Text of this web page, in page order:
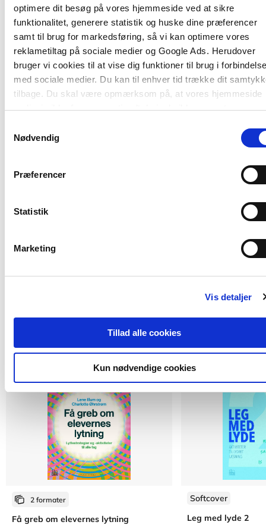
optimere dit besøg på vores hjemmeside ved at sikre
funktionalitet, generere statistik og huske dine præferencer
samt til brug for markedsføring, så vi kan optimere vores
reklametiltag på sociale medier og Google Ads. Herudover
bruger vi cookies til at vise dig funktioner til brug i
med sociale medier. Du kan til enhver tid trække dit
tilbage. Du skal være opmærksom på, at vores hjemmeside
muligvis ikke fungerer optimalt, hvis du ikke accepterer
Nødvendig
Præferencer
Statistik
Marketing
Vis detaljer
Tillad alle cookies
Kun nødvendige cookies
2 formater
Fra
Serie
Mikkel Aslak Koudal
Titler i serien
2 formater
Få greb om elevernes lytning
Softcover
Leg med lyde 2